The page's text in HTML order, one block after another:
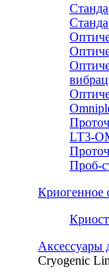
LT3-
Проб-
Криогенное
Аксессуары
Cryogenic